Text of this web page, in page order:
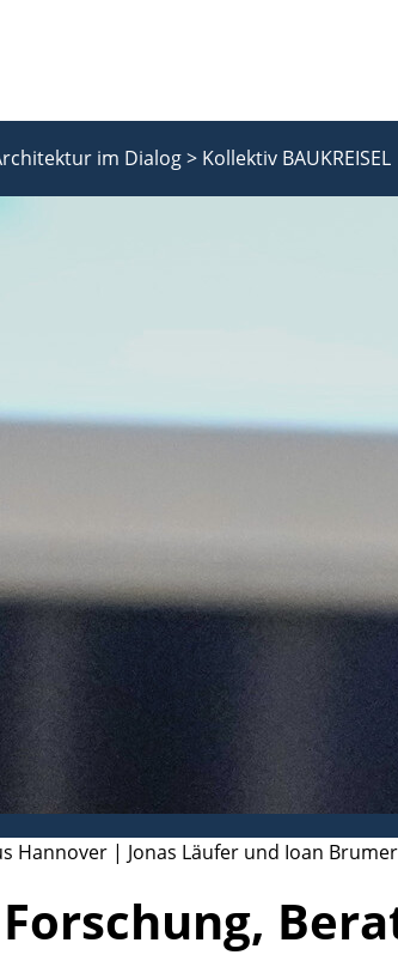
im Dialog > Kollektiv BAUKREISEL
Hannover | Jonas Läufer und Ioan Brumer